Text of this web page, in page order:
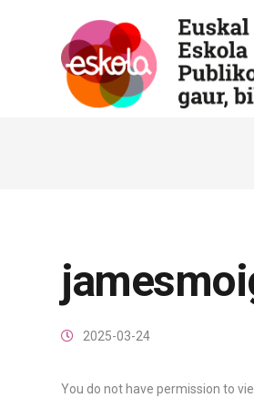
2025-03-24
You do not have permission to